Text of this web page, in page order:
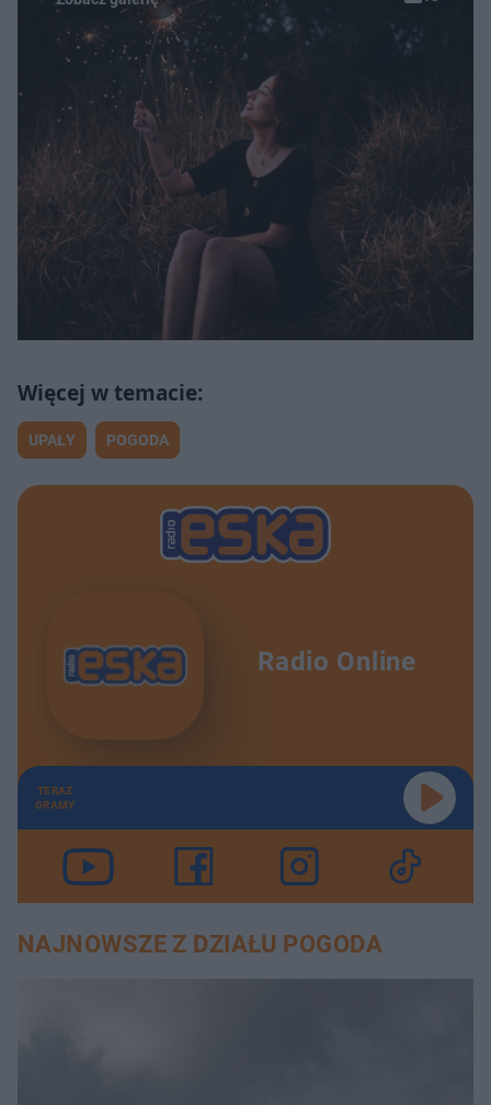
UPAŁY POGODA
Radio Online
TERAZ
GRAMY
NAJNOWSZE Z DZIAŁU POGODA